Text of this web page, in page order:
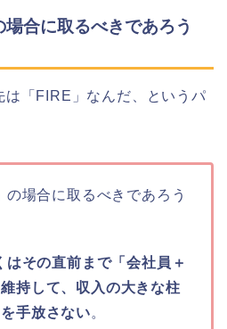
合に取るべきであろう
は「FIRE」なんだ、というパ
の場合に取るべきであろう
はその直前まで「会社員＋
持して、収入の大きな柱
手放さない。